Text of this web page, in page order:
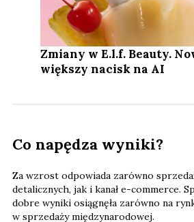
Zmiany w E.l.f. Beauty.
większy nacisk na AI
Co napędza wyniki?
Za wzrost odpowiada zarówno
detalicznych, jak i kanał e-commerce.
dobre wyniki osiągnęła zarówno na
w sprzedaży międzynarodowej.